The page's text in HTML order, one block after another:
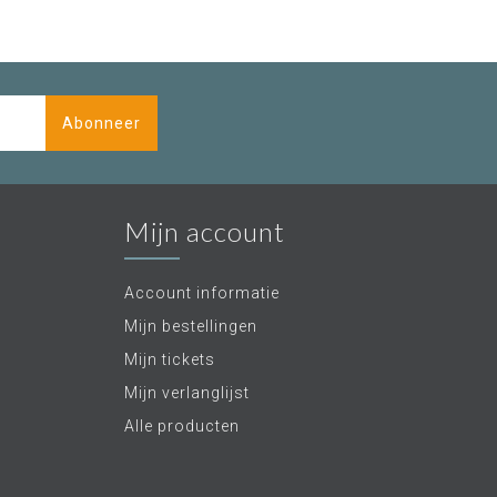
Abonneer
Mijn account
Account informatie
Mijn bestellingen
Mijn tickets
Mijn verlanglijst
Alle producten